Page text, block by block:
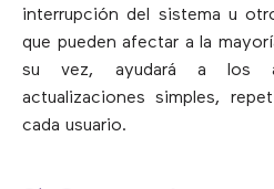
interrupción del sistema u
que pueden afectar a la
su vez, ayudará a los
actualizaciones simples,
cada usuario.